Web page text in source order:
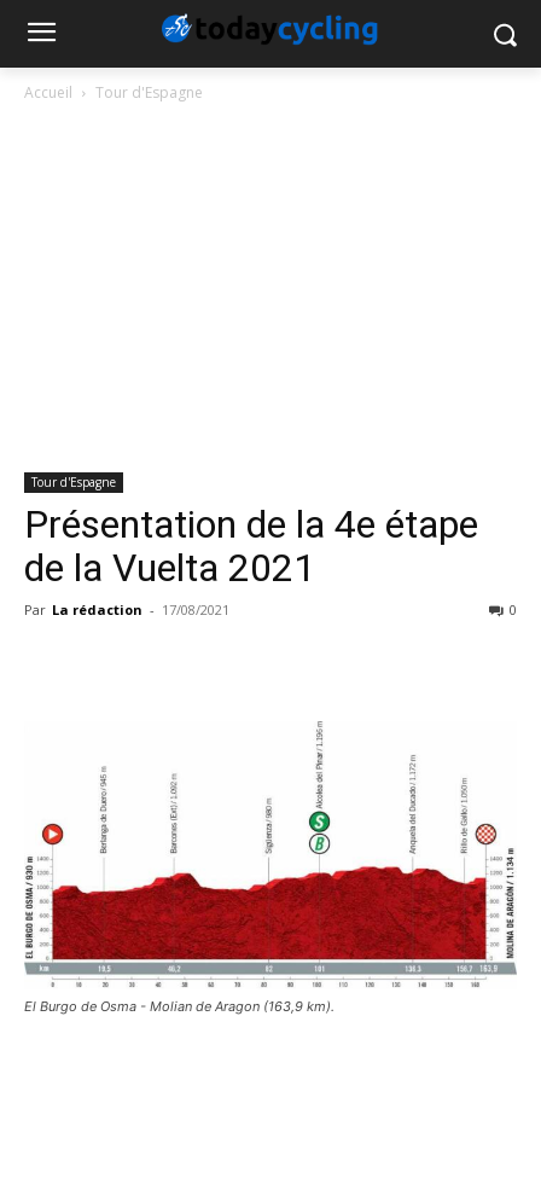
Accueil Tour d'Espagne
Tour d'Espagne
Présentation de la 4e étape
de la Vuelta 2021
Par La rédaction - 17/08/2021 0
El Burgo de Osma - Molian de Aragon (163,9 km).